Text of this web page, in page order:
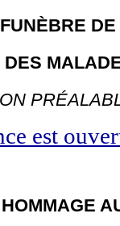
DES
est
HOMMAGE